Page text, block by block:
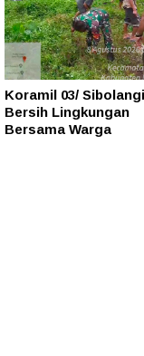
Koramil 03/
Bersih Lingkungan
Bersama Warga